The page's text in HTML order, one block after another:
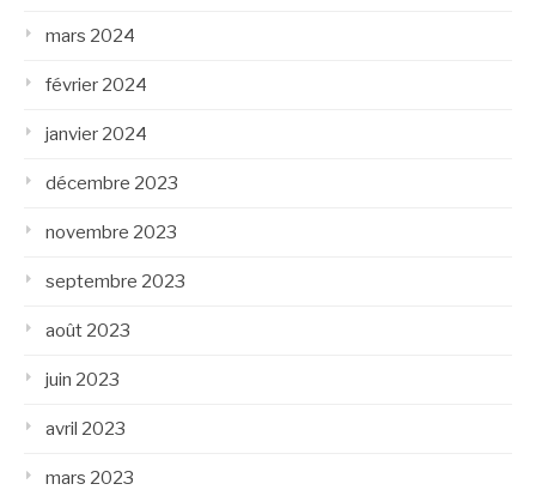
mars 2024
février 2024
janvier 2024
décembre 2023
novembre 2023
septembre 2023
août 2023
juin 2023
avril 2023
mars 2023